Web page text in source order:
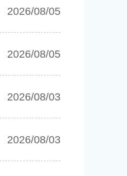
2026/08/05
2026/08/05
2026/08/03
2026/08/03